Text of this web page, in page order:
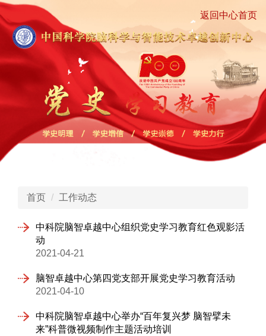
返回中心首页
首页 工作动态
中科院脑智卓越中心组织党史学习教育红色观影活
动
2021-04-21
脑智卓越中心第四党支部开展党史学习教育活动
2021-04-10
中科院脑智卓越中心举办“百年复兴梦 脑智擘未
来”科普微视频制作主题活动培训